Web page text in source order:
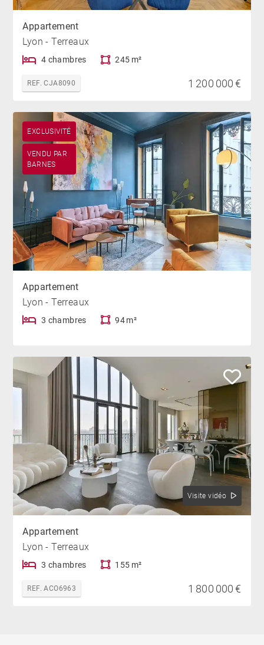
Appartement
Lyon - Terreaux
4 chambres 245 m²
REF. CJA8090 1 200 000 €
EXCLUSIVITÉ
VENDU PAR
BARNES
Appartement
Lyon - Terreaux
3 chambres 94 m²
Visite vidéo
Appartement
Lyon - Terreaux
3 chambres 155 m²
REF. ACO6963 1 800 000 €